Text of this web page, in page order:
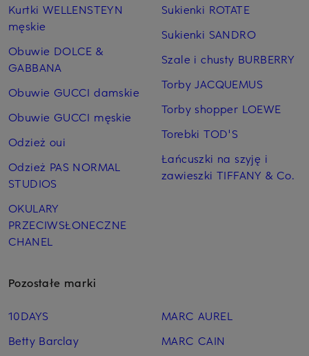
Kurtki WELLENSTEYN
męskie
Obuwie DOLCE &
GABBANA
Obuwie GUCCI damskie
Obuwie GUCCI męskie
Odzież oui
Odzież PAS NORMAL
STUDIOS
OKULARY
PRZECIWSŁONECZNE
CHANEL
Sukienki ROTATE
Sukienki SANDRO
Szale i chusty BURBERRY
Torby JACQUEMUS
Torby shopper LOEWE
Torebki TOD'S
Łańcuszki na szyję i
zawieszki TIFFANY & Co.
Pozostałe marki
10DAYS
Betty Barclay
MARC AUREL
MARC CAIN